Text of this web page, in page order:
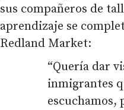
sus compañeros de
aprendizaje se
Redland Market:
“Quería dar
inmigrantes
escuchamos,